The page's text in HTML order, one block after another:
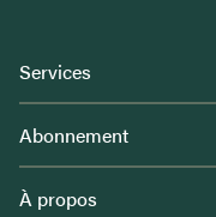
Services
Abonnement
À propos